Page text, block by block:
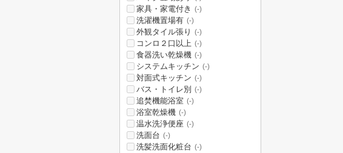
家具・家電付き (-)
洗濯機置場有 (-)
外観タイル張り (-)
コンロ２口以上 (-)
食器洗い乾燥機 (-)
システムキッチン (-)
対面式キッチン (-)
バス・トイレ別 (-)
追焚機能浴室 (-)
浴室乾燥機 (-)
温水洗浄便座 (-)
洗面台 (-)
洗髪洗面化粧台 (-)